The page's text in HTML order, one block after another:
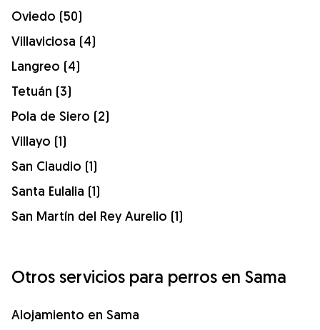
Oviedo (50)
Villaviciosa (4)
Langreo (4)
Tetuán (3)
Pola de Siero (2)
Villayo (1)
San Claudio (1)
Santa Eulalia (1)
San Martín del Rey Aurelio (1)
Otros servicios para perros en Sama
Alojamiento en Sama